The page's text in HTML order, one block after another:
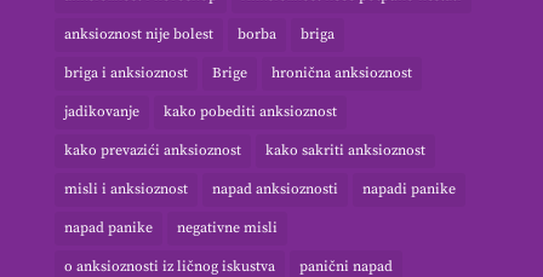
anksioznost nije bolest borba briga
briga i anksioznost Brige hronična anksioznost
jadikovanje kako pobediti anksioznost
kako prevazići anksioznost kako sakriti anksioznost
misli i anksioznost napad anksioznosti napadi panike
napad panike negativne misli
o anksioznosti iz ličnog iskustva panični napad